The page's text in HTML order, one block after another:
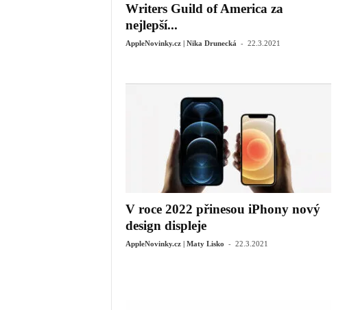
Writers Guild of America za
nejlepší...
AppleNovinky.cz | Nika Drunecká - 22.3.2021
V roce 2022 přinesou iPhony nový
design displeje
AppleNovinky.cz | Maty Lisko - 22.3.2021